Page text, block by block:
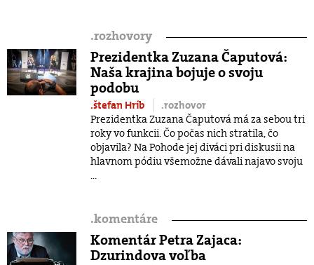
.rozhovory
Prezidentka Zuzana Čaputová:
Naša krajina bojuje o svoju
podobu
.štefan Hríb
.rozhovor
Prezidentka Zuzana Čaputová má za sebou tri
roky vo funkcii. Čo počas nich stratila, čo
objavila? Na Pohode jej diváci pri diskusii na
hlavnom pódiu všemožne dávali najavo svoju
...
.komentáre
Komentár Petra Zajaca:
Dzurindova voľba